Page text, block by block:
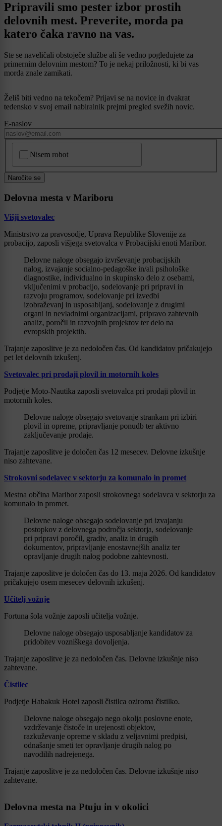
Pripravili smo pester izbor prostih
delovnih mest. Preverite, morda pa
katero čaka ravno na vas.
Ste se naveličali obstoječe službe ali še vedno pogledujete za
primernim delovnim mestom? To je nekaj priložnosti, ki bi vas
morda znale zamikati.
Želiš biti vedno na tekočem? Prijavi se na novice in dvakrat
tedensko v svoj email nabiralnik prejmi pregled svežih novic.
E-naslov
Nisem robot
Naročite se
Delovna mesta v Mariboru
Višji svetovalec
Ministrstvo za pravosodje, Uprava Republike Slovenije za
probacijo, zaposli višjega svetovalca v Probacijski enoti Maribor.
Delovne naloge obsegajo izvrševanje probacijskih
nalog, izvajanje socialno-pedagoške in/ali psihološke
diagnostike, individualno in skupinsko delo z osebami,
vključenimi v probacijo, sodelovanje pri pripravi in
razvoju programov, sodelovanje pri izvedbi
izobraževanj in usposabljanj, sodelovanje z drugimi
organi in nevladnimi organizacijami, pripravo zahtevnih
analiz, poročil in razvojnih projektov ter delo na
evropskih projektih.
Trajanje zaposlitve je za nedoločen čas. Od kandidatov pričakujejo
pet let delovnih izkušenj.
Svetovalec pri prodaji plovil in motornih koles
Podjetje Moto-Nautika zaposli svetovalca pri prodaji plovil in
motornih koles.
Delovne naloge obsegajo svetovanje strankam pri izbiri
plovil in opreme, pripravljanje ponudb ter aktivno
zaključevanje prodaje.
Trajanje zaposlitve je določen čas 12 mesecev. Delovne izkušnje
niso zahtevane.
Strokovni sodelavec v sektorju za komunalo in promet
Mestna občina Maribor zaposli strokovnega sodelavca v sektorju za
komunalo in promet.
Delovne naloge obsegajo sodelovanje pri izvajanju
postopkov z delovnega področja sektorja, sodelovanje
pri pripravi poročil, gradiv, analiz in drugih
dokumentov, pripravljanje enostavnejših analiz ter
opravljanje drugih nalog podobne zahtevnosti.
Trajanje zaposlitve je določen čas do 13. maja 2026. Od kandidatov
pričakujejo osem mesecev delovnih izkušenj.
Učitelj vožnje
Fortuna šola vožnje zaposli učitelja vožnje.
Delovne naloge obsegajo usposabljanje kandidatov za
pridobitev vozniškega dovoljenja.
Trajanje zaposlitve je za nedoločen čas. Delovne izkušnje niso
zahtevane.
Čistilec
Podjetje Habakuk Hotel zaposli čistilca oziroma čistilko.
Delovne naloge obsegajo nego okolja poslovne enote,
vzdrževanje čistoče in urejenosti objektov,
razkuževanje opreme v skladu z veljavnimi predpisi,
odnašanje smeti ter opravljanje drugih nalog po
navodilih nadrejenega.
Trajanje zaposlitve je za nedoločen čas. Delovne izkušnje niso
zahtevane.
Delovna mesta na Ptuju in v okolici